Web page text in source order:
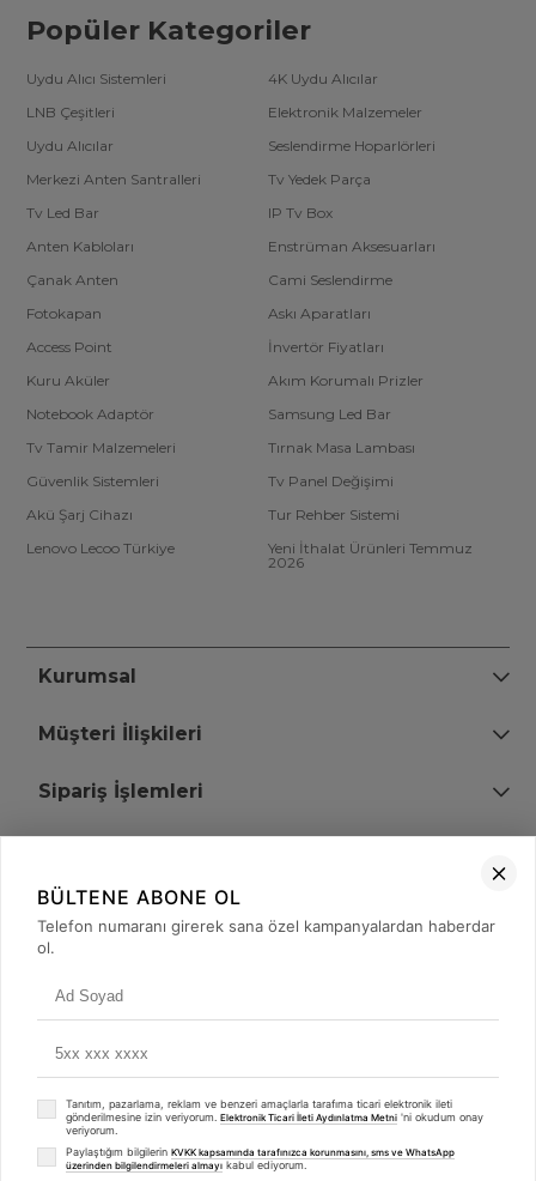
Popüler Kategoriler
Uydu Alıcı Sistemleri
4K Uydu Alıcılar
LNB Çeşitleri
Elektronik Malzemeler
Uydu Alıcılar
Seslendirme Hoparlörleri
Merkezi Anten Santralleri
Tv Yedek Parça
Tv Led Bar
IP Tv Box
Anten Kabloları
Enstrüman Aksesuarları
Çanak Anten
Cami Seslendirme
Fotokapan
Askı Aparatları
Access Point
İnvertör Fiyatları
Kuru Aküler
Akım Korumalı Prizler
Notebook Adaptör
Samsung Led Bar
Tv Tamir Malzemeleri
Tırnak Masa Lambası
Güvenlik Sistemleri
Tv Panel Değişimi
Akü Şarj Cihazı
Tur Rehber Sistemi
Lenovo Lecoo Türkiye
Yeni İthalat Ürünleri Temmuz
2026
Kurumsal
Müşteri İlişkileri
Sipariş İşlemleri
+90 (850) 473 08 08
BÜLTENE ABONE OL
Telefon numaranı girerek sana özel kampanyalardan haberdar
ol.
Tanıtım, pazarlama, reklam ve benzeri amaçlarla tarafıma ticari elektronik ileti
gönderilmesine izin veriyorum. Elektronik Ticari İleti Aydınlatma Metni 'ni okudum onay
veriyorum.
Paylaştığım bilgilerin KVKK kapsamında tarafınızca korunmasını, sms ve WhatsApp
üzerinden bilgilendirmeleri almayı kabul ediyorum.